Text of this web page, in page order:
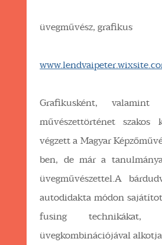
üvegművész, grafikus
Grafikusként,
művészettörténet szakos
végzett a Magyar
ben, de már a
üvegművészettel.A
autodidakta módon
fusing
üvegkombinációjával